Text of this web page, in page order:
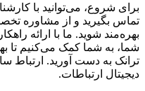
برای شروع، می‌توانید با
تماس بگیرید و از مشاوره
بهره‌مند شوید. ما با ارائه
شما، به شما کمک می‌کنیم تا
ترانک به دست آورید. ارتباط
دیجیتال ارتباطات.